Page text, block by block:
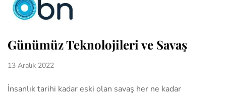
Günümüz Teknolojileri ve Savaş
13 Aralık 2022
İnsanlık tarihi kadar eski olan savaş her ne kadar